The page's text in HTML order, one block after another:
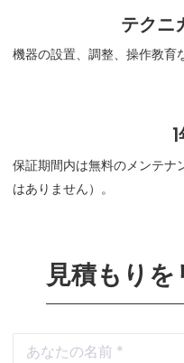
テクニ
機器の設置、調整、操作教育
保証期間内は無料のメンテナ
はありません）。
見積もり